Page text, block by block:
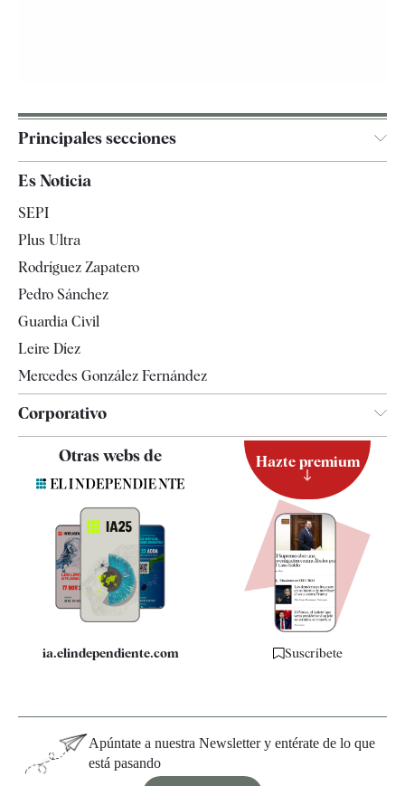
Principales secciones
España
Televisión
Es Noticia
SEPI
Plus Ultra
Rodríguez Zapatero
Pedro Sánchez
Guardia Civil
Leire Díez
Mercedes González Fernández
Corporativo
Contacto
Quiénes somos
Especificaciones
Otras webs de
ia.elindependiente.com
Hazte premium
Suscríbete
Apúntate a nuestra Newsletter y entérate de lo que
está pasando